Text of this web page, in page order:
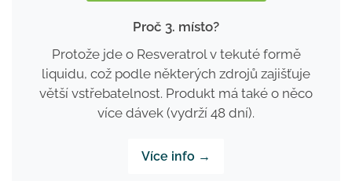
Proč 3. místo?
Protože jde o Resveratrol v tekuté formě
liquidu, což podle některých zdrojů zajišťuje
větší vstřebatelnost. Produkt má také o něco
více dávek (vydrží 48 dní).
Více info →